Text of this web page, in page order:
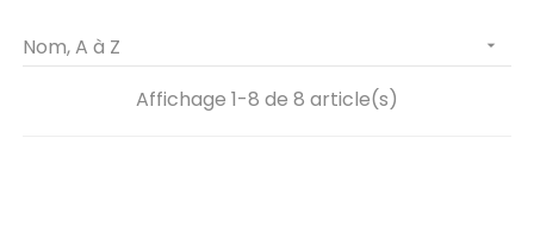
Nom, A à Z 
Affichage 1-8 de 8 article(s)